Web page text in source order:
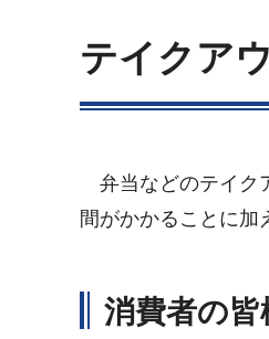
テイクア
弁当などのテイク
間がかかることに
消費者の皆